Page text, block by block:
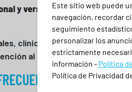
y versátil:Pensado para
clínicas, centros médicos,
al cliente, donde se
Este sitio web puede
navegación, recordar
seguimiento
personalizar los
estrictamente
información - Política
Política de Privacidad